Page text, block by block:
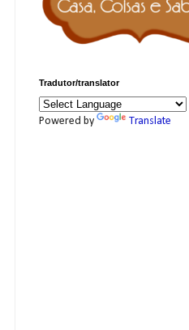
Tradutor/translator
Powered by Translate